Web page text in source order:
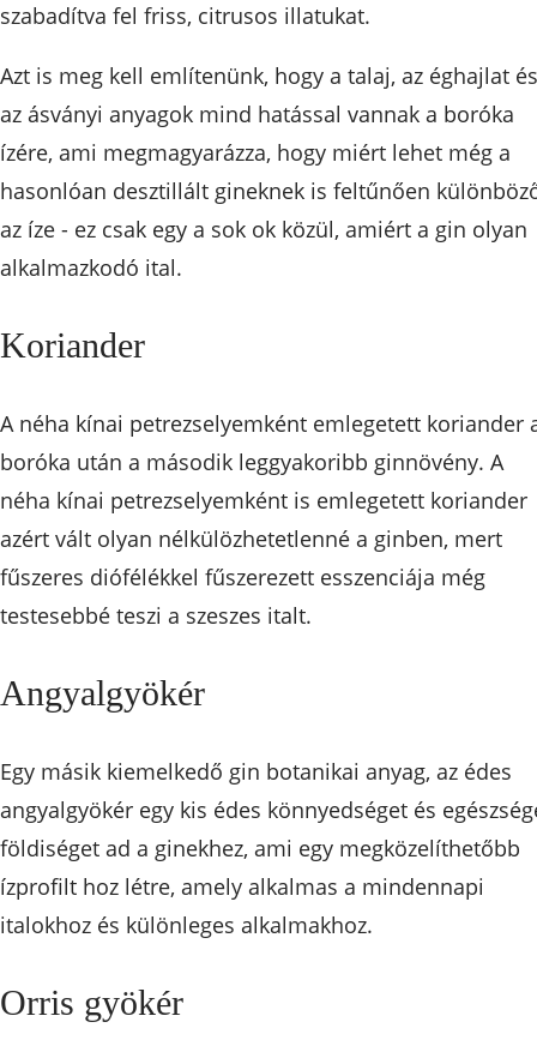
szabadítva fel friss, citrusos illatukat.
Azt is meg kell említenünk, hogy a talaj, az éghajlat és
az ásványi anyagok mind hatással vannak a boróka
ízére, ami megmagyarázza, hogy miért lehet még a
hasonlóan desztillált gineknek is feltűnően
az íze - ez csak egy a sok ok közül, amiért a gin olyan
alkalmazkodó ital.
Koriander
A néha kínai petrezselyemként emlegetett koriander
boróka után a második leggyakoribb ginnövény. A
néha kínai petrezselyemként is emlegetett koriander
azért vált olyan nélkülözhetetlenné a ginben, mert
fűszeres diófélékkel fűszerezett esszenciája még
testesebbé teszi a szeszes italt.
Angyalgyökér
Egy másik kiemelkedő gin botanikai anyag, az édes
angyalgyökér egy kis édes könnyedséget és
földiséget ad a ginekhez, ami egy megközelíthetőbb
ízprofilt hoz létre, amely alkalmas a mindennapi
italokhoz és különleges alkalmakhoz.
Orris gyökér